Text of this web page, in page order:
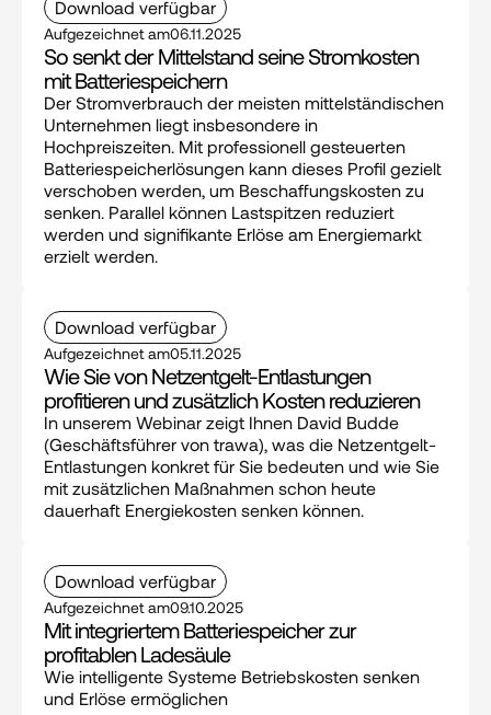
Download verfügbar
Aufgezeichnet am06.11.2025
So senkt der Mittelstand seine Stromkosten
mit Batteriespeichern
Der Stromverbrauch der meisten mittelständischen
Unternehmen liegt insbesondere in
Hochpreiszeiten. Mit professionell gesteuerten
Batteriespeicherlösungen kann dieses Profil gezielt
verschoben werden, um Beschaffungskosten zu
senken. Parallel können Lastspitzen reduziert
werden und signifikante Erlöse am Energiemarkt
erzielt werden.
Download verfügbar
Aufgezeichnet am05.11.2025
Wie Sie von Netzentgelt-Entlastungen
profitieren und zusätzlich Kosten reduzieren
In unserem Webinar zeigt Ihnen David Budde
(Geschäftsführer von trawa), was die Netzentgelt-
Entlastungen konkret für Sie bedeuten und wie Sie
mit zusätzlichen Maßnahmen schon heute
dauerhaft Energiekosten senken können.
Download verfügbar
Aufgezeichnet am09.10.2025
Mit integriertem Batteriespeicher zur
profitablen Ladesäule
Wie intelligente Systeme Betriebskosten senken
und Erlöse ermöglichen